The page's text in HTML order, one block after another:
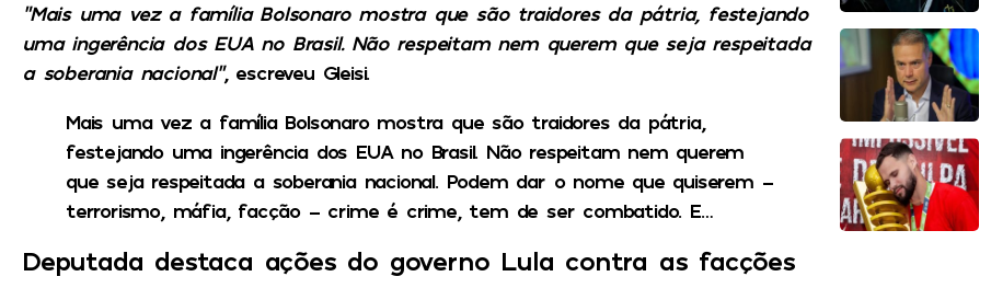
“Mais uma vez a família Bolsonaro mostra que são traidores da pátria, festejando
uma ingerência dos EUA no Brasil. Não respeitam nem querem que seja respeitada
a soberania nacional”, escreveu Gleisi.
Mais uma vez a família Bolsonaro mostra que são traidores da pátria,
festejando uma ingerência dos EUA no Brasil. Não respeitam nem querem
que seja respeitada a soberania nacional. Podem dar o nome que quiserem –
terrorismo, máfia, facção – crime é crime, tem de ser combatido. E…
Deputada destaca ações do governo Lula contra as facções